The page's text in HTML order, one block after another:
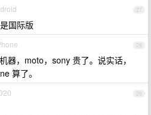
27
国际版
28
器，moto，sony 贵了。说实话，
算了。
29